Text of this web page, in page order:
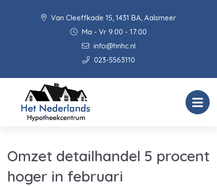
Van Cleeffkade 15, 1431 BA, Aalsmeer
Ma - Vr 9:00 - 17:00
info@hnhc.nl
023-5563110
Omzet detailhandel 5 procent
hoger in februari